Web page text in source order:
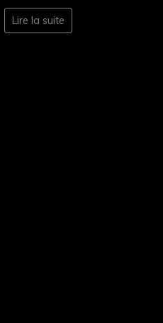
Lire la suite